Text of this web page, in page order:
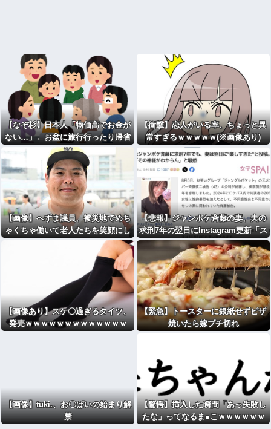
【なぞ杉】日本人「物価高でお金が
ない…」←お盆に旅行行ったり帰省
したりする理由
【衝撃】恋人がいる率、ちょっと異
常すぎるｗｗｗｗｗ(※画像あり)
【画像】へずま議員、被災地でめち
ゃくちゃ働いて老人たちを笑顔にし
【悲報】ジャンポケ斉藤の妻、夫の
求刑7年の翌日にInstagram更新「ス
パイダーマン楽しすぎた！」
【画像あり】スケ〇過ぎるタイツ、
発売ｗｗｗｗｗｗｗｗｗｗｗｗｗ
【緊急】トースターに銀紙せずピザ
焼いたら嫁ブチ切れ
【画像】tuki.、お〇ぱいの始まり解
禁
【驚愕】挿入した瞬間「あっ失敗し
たな」ってなるま●こｗｗｗｗｗｗ